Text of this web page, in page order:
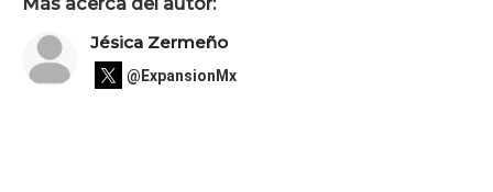
Jésica Zermeño
@ExpansionMx